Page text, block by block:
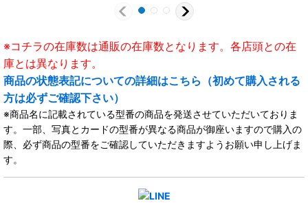
※コチラの在庫数は通販の在庫数となります。各店頭との在
庫とは異なります。
商品の状態表記についての詳細はこちら（初めて購入される
方は必ずご確認下さい）
※商品名に記載されている型番の商品を発送させていただいておりま
す。一部、写真とカードの型番が異なる商品が御座いますので購入の
際、必ず商品の型番をご確認していただきますようお願い申し上げま
す。